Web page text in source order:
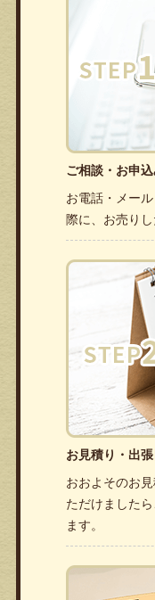
ご相談・お申
お電話・メー
際に、お売り
お見積り・出
おおよそのお
ただけました
ます。